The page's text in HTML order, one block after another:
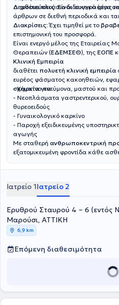
Διαθέτει πλούσιο διδακτικό έργο
Δημοσιεύσεις:Είναι συγγραφέας
άρθρων σε διεθνή περιοδικά και
Διακρίσεις:Έχει τιμηθεί με το
επιστημονική του προσφορά.
Είναι ενεργό μέλος της Εταιρείας
Θεραπειών (ΕΔΕΜΣΕΘ), της ΕΟΠΕ
Κλινική Εμπειρία
διαθέτει πολυετή κλινική εμπειρία
ευρέος φάσματος κακοηθειών,
σχήματα για:
- Καρκίνο πνεύμονα, μαστού και
- Νεοπλάσματα γαστρεντερικού,
θυρεοειδούς
- Γυναικολογικό καρκίνο
- Παροχή εξειδικευμένης
αγωγής
Με σταθερή ανθρωποκεντρική
εξατομικευμένη φροντίδα κάθε
οικογενειών τους, διασφαλίζοντας
Ιατρείο 1Ιατρείο 2
Ερυθρού Σταυρού 4 – 6 (εντός
Μαρούσι, ΑΤΤΙΚΗ
6,9 km
Επόμενη διαθεσιμότητα